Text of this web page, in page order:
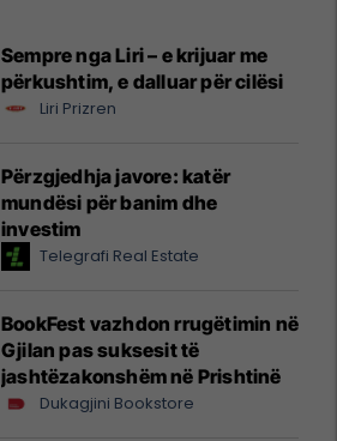
Sempre nga Liri – e krijuar me
përkushtim, e dalluar për cilësi
Liri Prizren
Përzgjedhja javore: katër
mundësi për banim dhe
investim
Telegrafi Real Estate
BookFest vazhdon rrugëtimin në
Gjilan pas suksesit të
jashtëzakonshëm në Prishtinë
Dukagjini Bookstore